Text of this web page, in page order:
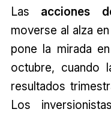
Las acciones
moverse al alza
pone la mirada
octubre, cuando
resultados
Los